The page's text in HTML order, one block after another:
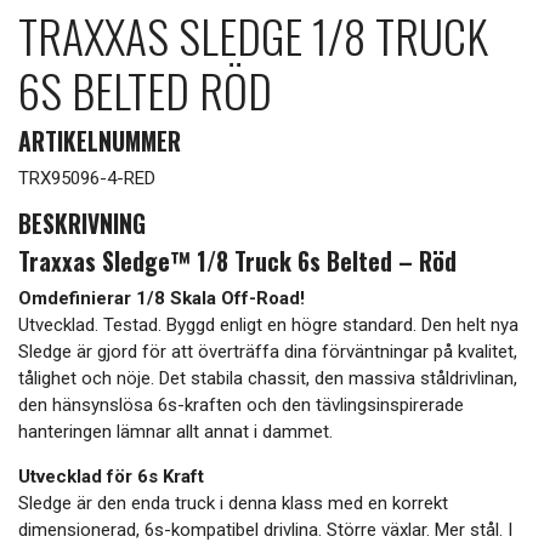
TRAXXAS SLEDGE 1/8 TRUCK
6S BELTED RÖD
ARTIKELNUMMER
TRX95096-4-RED
BESKRIVNING
Traxxas Sledge™ 1/8 Truck 6s Belted – Röd
Omdefinierar 1/8 Skala Off-Road!
Utvecklad. Testad. Byggd enligt en högre standard. Den helt nya
Sledge är gjord för att överträffa dina förväntningar på kvalitet,
tålighet och nöje. Det stabila chassit, den massiva ståldrivlinan,
den hänsynslösa 6s-kraften och den tävlingsinspirerade
hanteringen lämnar allt annat i dammet.
Utvecklad för 6s Kraft
Sledge är den enda truck i denna klass med en korrekt
dimensionerad, 6s-kompatibel drivlina. Större växlar. Mer stål. I